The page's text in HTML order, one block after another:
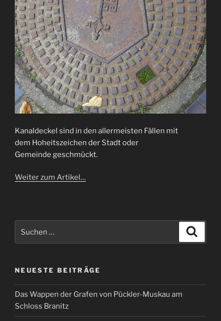
Kanaldeckel sind in den allermeisten Fällen mit
dem Hoheitszeichen der Stadt oder
Gemeinde geschmückt.
Weiter zum Artikel…
NEUESTE BEITRÄGE
Das Wappen der Grafen von Pückler-Muskau am
Schloss Branitz